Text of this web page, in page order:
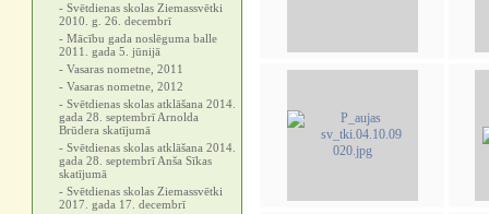
- Svētdienas skolas Ziemassvētki
2010. g. 26. decembrī
- Mācību gada noslēguma balle
2011. gada 5. jūnijā
- Vasaras nometne, 2011
- Vasaras nometne, 2012
- Svētdienas skolas atklāšana 2014.
gada 28. septembrī Arnolda
Brūdera skatījumā
- Svētdienas skolas atklāšana 2014.
gada 28. septembrī Anša Sīkas
skatījumā
- Svētdienas skolas Ziemassvētki
2017. gada 17. decembrī